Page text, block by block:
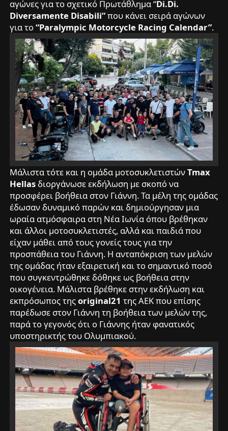
αγώνες για το σχετικό Πρωτάθλημα “Di.Di.
Diversamente Disabili”που κάνει σειρά αγώνων
για το“Paralympic Motorcycle Racing Calendar”.
Μάλιστα τότε και η ομάδα μοτοσυκλετιστώνTmax
Hellas διοργάνωσε εκδήλωση με σκοπό να
προσφέρει βοήθεια στον Γιάννη. Τα μέλη της ομάδας
έδωσαν δυναμικό παρών και δημιούργησαν μια
ωραία ατμόσφαιρα στη Νέα Ιωνία όπου βρέθηκαν
και άλλοι μοτοσυκλετιστές, αλλά και παιδιά που
είχαν μάθει από τους γονείς τους για την
προσπάθεια του Γιάννη. Η ανταπόκριση των μελών
της ομάδας ήταν εξαιρετική και το σημαντικό ποσό
που συγκεντρώθηκε δόθηκε ως βοήθεια στην
οικογένεια. Μάλιστα βρέθηκε στην εκδήλωση και
εκπρόσωπος τηςoriginal21 της ΑΕΚ που επίσης
παρέδωσε στον Γιάννη τη βοήθεια των μελών της,
παρά το γεγονός ότι ο Γιάννης ήταν φανατικός
υποστηρικτής του Ολυμπιακού.